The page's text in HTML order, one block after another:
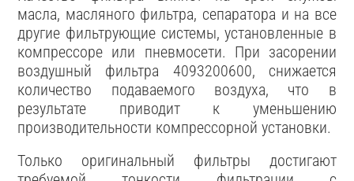
масла, масляного фильтра, сепаратора и на все
другие фильтрующие системы, установленные в
компрессоре или пневмосети. При засорении
воздушный фильтра 4093200600, снижается
количество подаваемого воздуха, что в
результате приводит к уменьшению
производительности компрессорной установки.
Только оригинальный фильтры достигают